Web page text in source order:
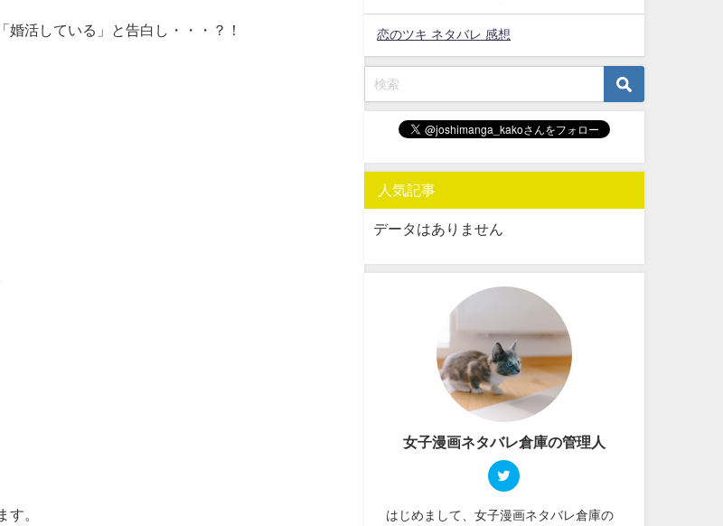
活している」と告白し・・・？！
す。
恋のツキ ネタバレ 感想
人気記事
データはありません
女子漫画ネタバレ倉庫の管理人
はじめまして、女子漫画ネタバレ倉庫の